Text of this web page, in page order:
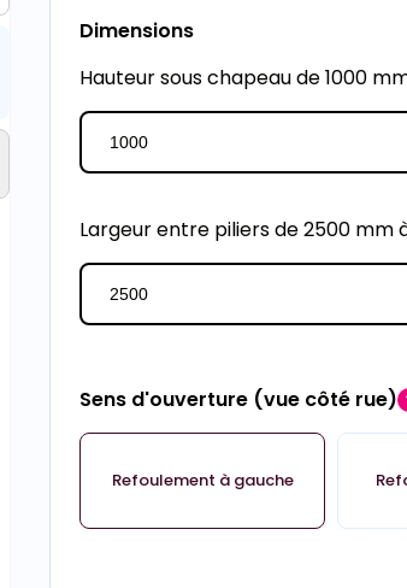
Dimensions
Hauteur sous chapeau de 1000
Largeur entre piliers de 2500 mm
Sens d'ouverture (vue côté rue)
Refoulement à gauche